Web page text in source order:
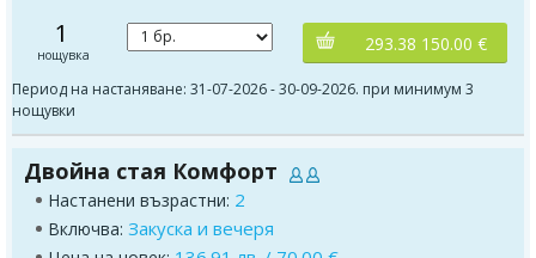
1
нощувка
293.38 150.00 €
Период на настаняване: 31-07-2026 - 30-09-2026. при минимум 3
нощувки
Двойна стая Комфорт
Настанени възрастни: 2
Включва: Закуска и вечеря